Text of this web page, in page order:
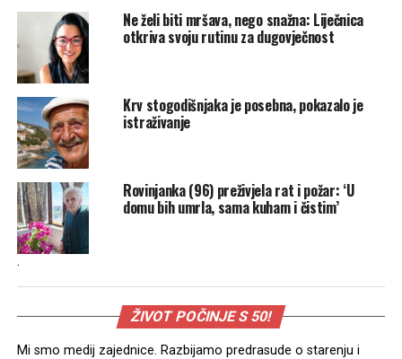
Ne želi biti mršava, nego snažna: Liječnica
otkriva svoju rutinu za dugovječnost
Krv stogodišnjaka je posebna, pokazalo je
istraživanje
Rovinjanka (96) preživjela rat i požar: ‘U
domu bih umrla, sama kuham i čistim’
.
ŽIVOT POČINJE S 50!
Mi smo medij zajednice. Razbijamo predrasude o starenju i